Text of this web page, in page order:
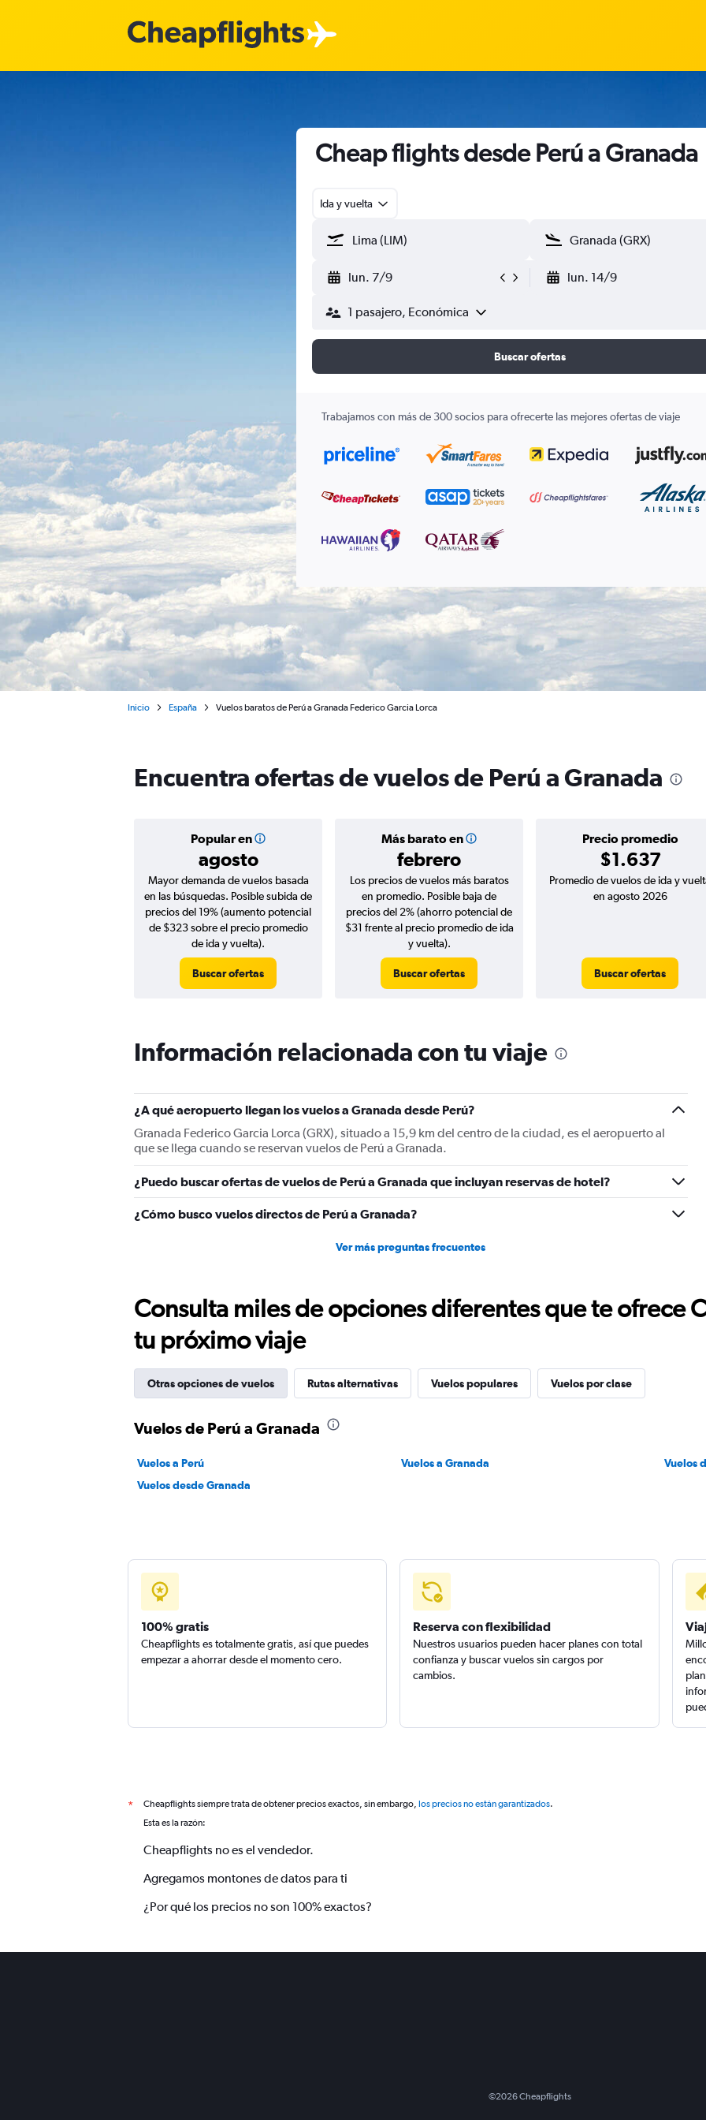
Cheap flights desde Perú a Granada
Ida y vuelta
lun. 7/9 lun. 14/9
1 pasajero, Económica
Buscar ofertas
Trabajamos con más de 300 socios para ofrecerte las mejores ofertas de viaje
Inicio España Vuelos baratos de Perú a Granada Federico Garcia Lorca
Encuentra ofertas de vuelos de Perú a Granada
Popular en
agosto
Más barato en
febrero
Precio promedio
$1.637
Mayor demanda de vuelos basada
en las búsquedas. Posible subida de
precios del 19% (aumento potencial
de $323 sobre el precio promedio
de ida y vuelta).
Buscar ofertas
Los precios de vuelos más baratos
en promedio. Posible baja de
precios del 2% (ahorro potencial de
$31 frente al precio promedio de ida
y vuelta).
Buscar ofertas
Promedio de vuelos de ida y
en agosto 2026
Buscar ofertas
Información relacionada con tu viaje
¿A qué aeropuerto llegan los vuelos a Granada desde Perú?
Granada Federico Garcia Lorca (GRX), situado a 15,9 km del centro de la ciudad, es el aeropuerto al
que se llega cuando se reservan vuelos de Perú a Granada.
¿Puedo buscar ofertas de vuelos de Perú a Granada que incluyan reservas de hotel?
¿Cómo busco vuelos directos de Perú a Granada?
Ver más preguntas frecuentes
Consulta miles de opciones diferentes que te ofrece
tu próximo viaje
Otras opciones de vuelos Rutas alternativas Vuelos populares Vuelos por clase
Vuelos de Perú a Granada
Vuelos a Perú Vuelos a Granada
Vuelos
Vuelos desde Granada
100% gratis
Cheapflights es totalmente gratis, así que puedes
empezar a ahorrar desde el momento cero.
Reserva con flexibilidad
Nuestros usuarios pueden hacer planes con total
confianza y buscar vuelos sin cargos por
cambios.
* Cheapflights siempre trata de obtener precios exactos, sin embargo, los precios no están garantizados.
Esta es la razón:
Cheapflights no es el vendedor.
Agregamos montones de datos para ti
¿Por qué los precios no son 100% exactos?
©2026Cheapflights